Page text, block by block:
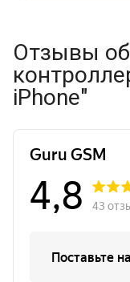
Отзывы об
iPhone"